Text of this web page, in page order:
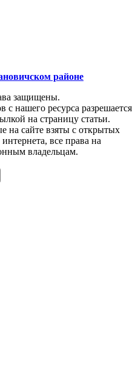
районе
защищены.
нашего ресурса разрешается
на страницу статьи.
на сайте взяты с открытых
все права на
владельцам.